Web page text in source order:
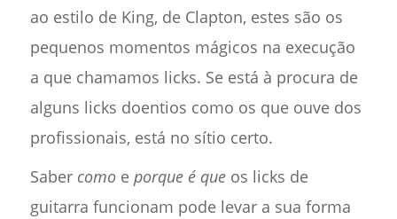
ao estilo de King, de Clapton, estes são os
pequenos momentos mágicos na execução
a que chamamos licks. Se está à procura de
alguns licks doentios como os que ouve dos
profissionais, está no sítio certo.
Saber comoe porque é queos licks de
guitarra funcionam pode levar a sua forma